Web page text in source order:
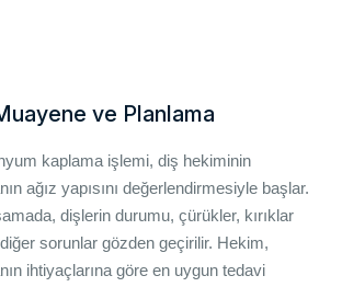
ve Planlama
kaplama işlemi, diş hekiminin
ağız yapısını değerlendirmesiyle başlar.
dişlerin durumu, çürükler, kırıklar
sorunlar gözden geçirilir. Hekim,
ihtiyaçlarına göre en uygun tedavi